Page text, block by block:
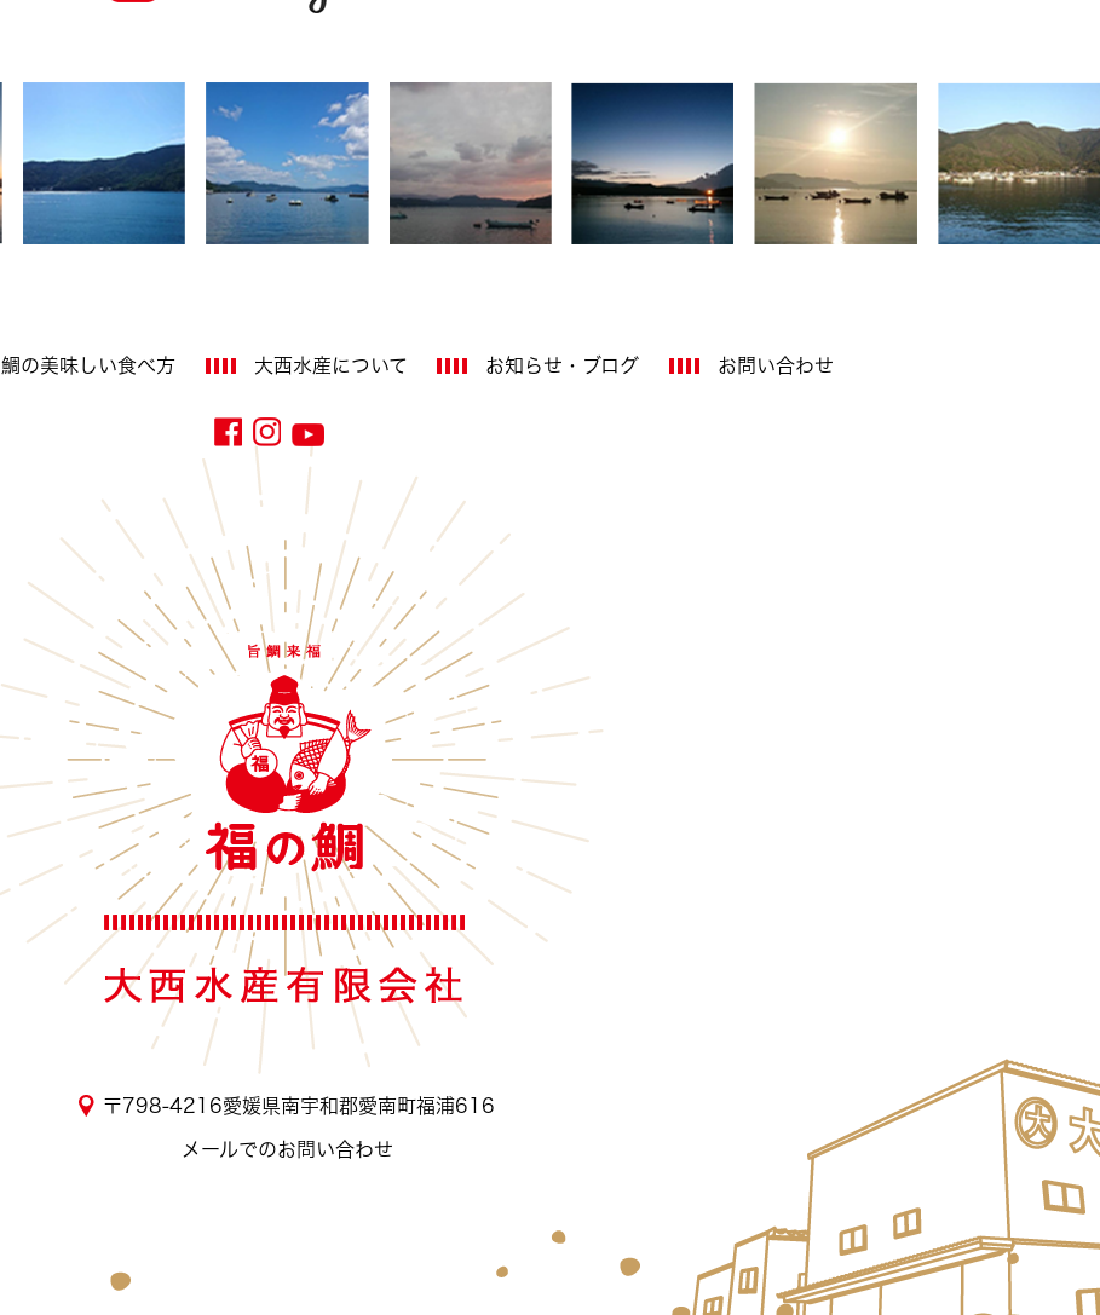
鯛の美味しい食べ方 大西水産について お知らせ・ブログ お問い合わせ
〒798-4216愛媛県南宇和郡愛南町福浦616
メールでのお問い合わせ